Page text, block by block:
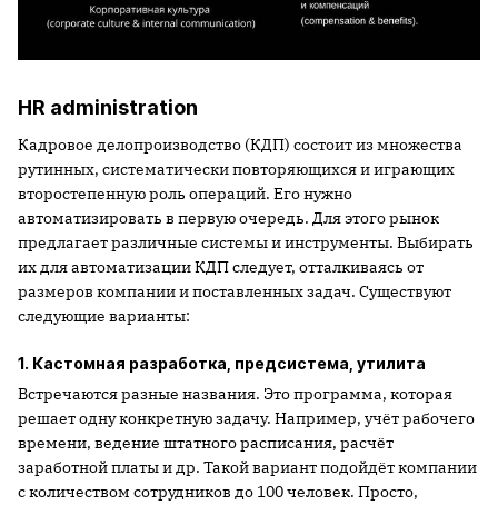
HR administration
Кадровое делопроизводство (КДП) состоит из множества
рутинных, систематически повторяющихся и играющих
второстепенную роль операций. Его нужно
автоматизировать в первую очередь. Для этого рынок
предлагает различные системы и инструменты. Выбирать
их для автоматизации КДП следует, отталкиваясь от
размеров компании и поставленных задач. Существуют
следующие варианты:
1. Кастомная разработка, предсистема, утилита
Встречаются разные названия. Это программа, которая
решает одну конкретную задачу. Например, учёт рабочего
времени, ведение штатного расписания, расчёт
заработной платы и др. Такой вариант подойдёт компании
с количеством сотрудников до 100 человек. Просто,